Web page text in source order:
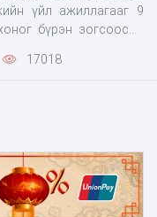
үйл ажиллагааг 9
бүрэн зогсоосон
үндэсний үйлдвэр,
хүнд нөхцөл байдал
17018